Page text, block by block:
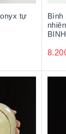
tự
Bình